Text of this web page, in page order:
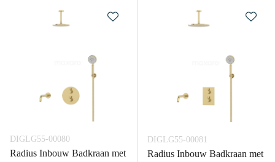
DIGLG55-00080
Radius Inbouw Badkraan met
DIGLG55-00081
Radius Inbouw Badkraan met